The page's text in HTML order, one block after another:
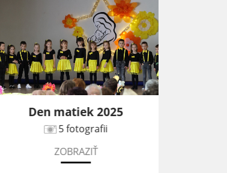
Den matiek 2025
5 fotografii
ZOBRAZIŤ